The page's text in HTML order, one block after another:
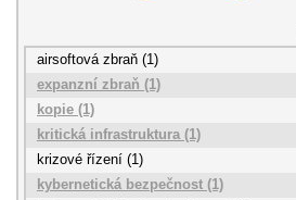
airsoftová zbraň (1)
expanzní zbraň (1)
kopie (1)
kritická infrastruktura (1)
krizové řízení (1)
kybernetická bezpečnost (1)